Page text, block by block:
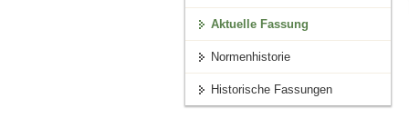
Aktuelle Fassung
Normenhistorie
Historische Fassungen